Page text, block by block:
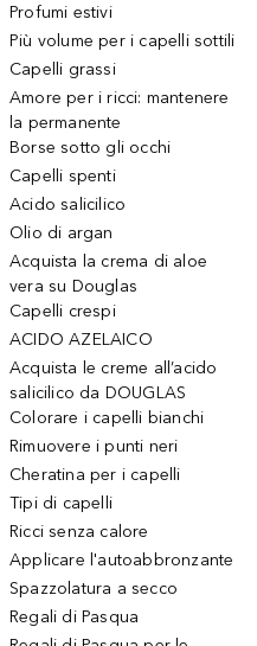
Profumi estivi
Più volume per i capelli sottili
Capelli grassi
Amore per i ricci: mantenere
la permanente
Borse sotto gli occhi
Capelli spenti
Acido salicilico
Olio di argan
Acquista la crema di aloe
vera su Douglas
Capelli crespi
ACIDO AZELAICO
Acquista le creme all’acido
salicilico da DOUGLAS
Colorare i capelli bianchi
Rimuovere i punti neri
Cheratina per i capelli
Tipi di capelli
Ricci senza calore
Applicare l'autoabbronzante
Spazzolatura a secco
Regali di Pasqua